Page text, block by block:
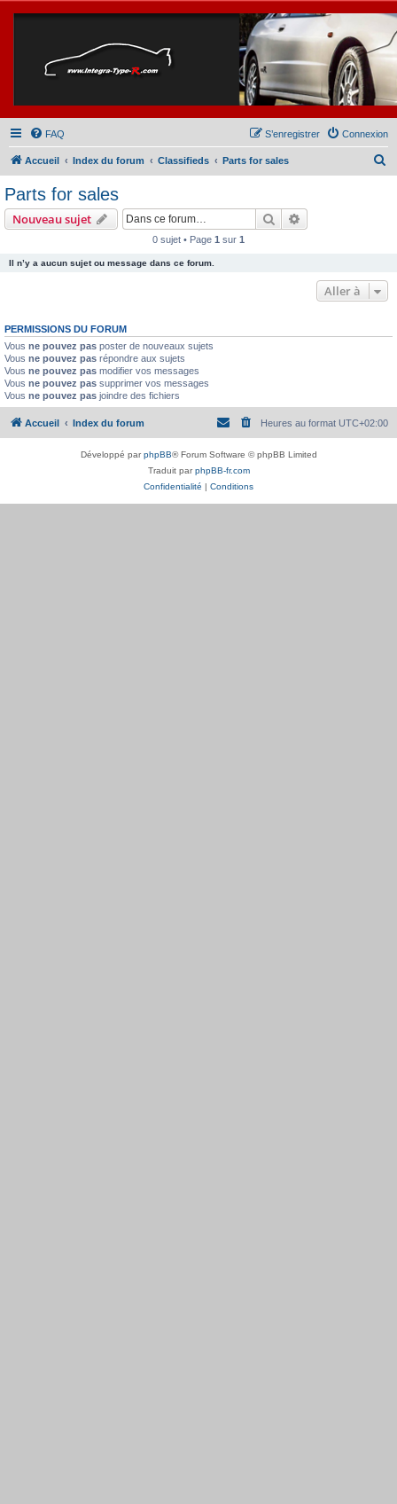
FAQ Connexion
S’enregistrer
Accueil Index du forum Classifieds Parts for sales
Parts for sales
Nouveau sujet Rechercher
0 sujet • Page 1 sur 1
Il n’y a aucun sujet ou message dans ce forum.
Aller à
PERMISSIONS DU FORUM
Vous ne pouvez pas poster de nouveaux sujets
Vous ne pouvez pas répondre aux sujets
Vous ne pouvez pas modifier vos messages
Vous ne pouvez pas supprimer vos messages
Vous ne pouvez pas joindre des fichiers
Accueil Index du forum Heures au format UTC+02:00
Développé parphpBB® Forum Software © phpBB Limited
Traduit parphpBB-fr.com
Confidentialité | Conditions